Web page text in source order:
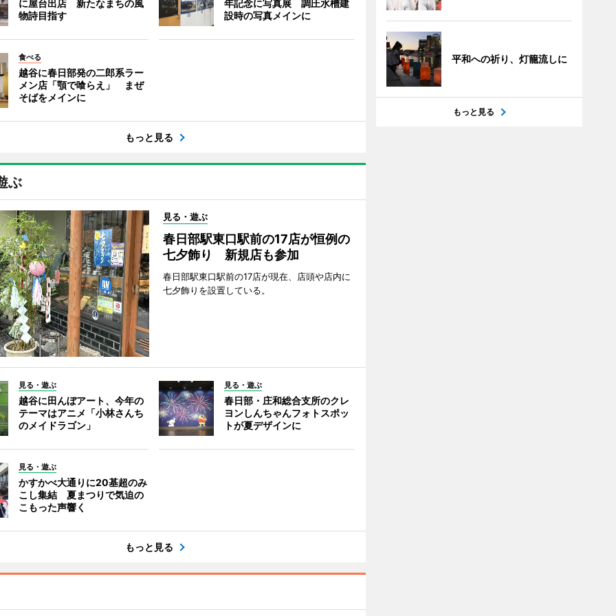
に屋台出店 新たなまちの風
物詩目指す
年記念に写真展 調圧水槽建
設時の写真メインに
食べる
越谷に春日部発の二郎系ラー
メン店「顎で喰らえ」 まぜ
そばをメインに
もっと見る
ぶ
見る・遊ぶ
春日部駅東口駅前の17店が恒例の
七夕飾り 新規店も参加
春日部駅東口駅前の17店が現在、店頭や店内に
七夕飾りを設置している。
見る・遊ぶ
越谷に田んぼアート、今年の
テーマはアニメ「小林さんち
のメイドラゴン」
見る・遊ぶ
春日部・庄和総合支所のクレ
ヨンしんちゃんフォトスポッ
トが夏デザインに
見る・遊ぶ
かすかべ大通りに20基超のみ
こし集結 夏まつりで気迫の
こもった声響く
もっと見る
平和への祈り、灯籠流しに
もっと見る